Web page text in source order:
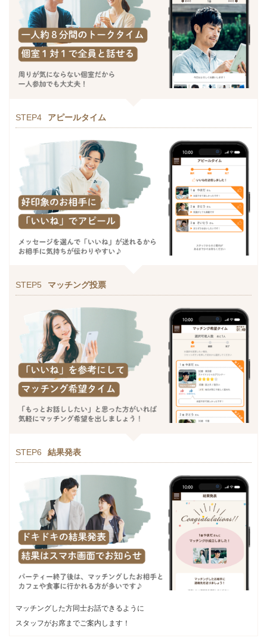
STEP4 アピールタイム
STEP5 マッチング投票
STEP6 結果発表
マッチングした方同士お話できるように
スタッフがお席までご案内します！